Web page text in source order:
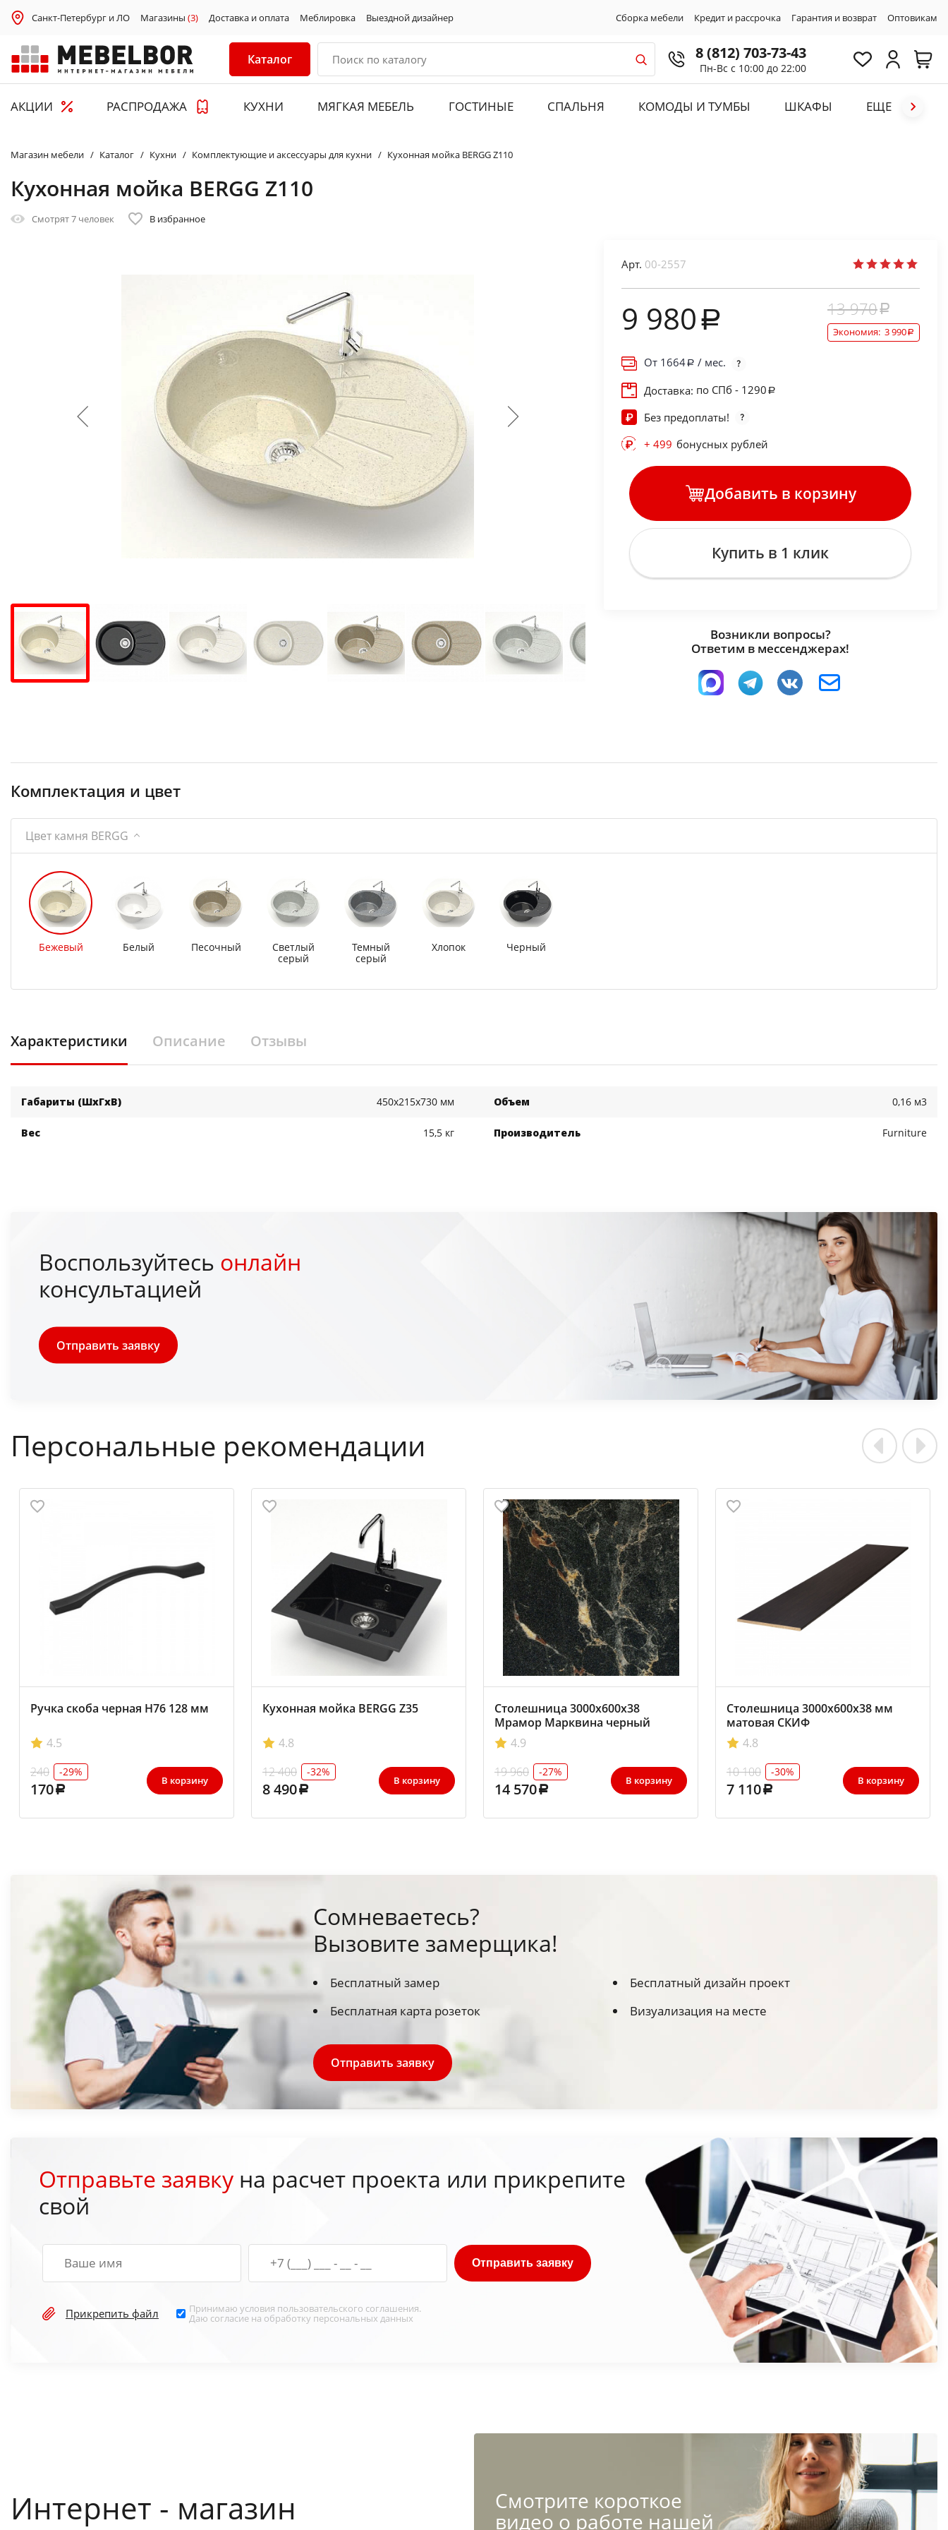
Санкт-Петербург и ЛО Магазины (3) Доставка и оплата Меблировка Выездной дизайнер Сборка мебели Кредит и рассрочка Гарантия и возврат Оптовикам
Каталог 8 (812) 703-73-43
Пн-Вс с 10:00 до 22:00
АКЦИИ РАСПРОДАЖА КУХНИ МЯГКАЯ МЕБЕЛЬ ГОСТИНЫЕ СПАЛЬНЯ КОМОДЫ И ТУМБЫ ШКАФЫ ЕЩЕ
Магазин мебели Каталог Кухни Комплектующие и аксессуары для кухни Кухонная мойка BERGG Z110
Кухонная мойка BERGG Z110
Смотрят7 человек В избранное
Арт. 00-2557
9 980 13 970
Экономия: 3 990
От 1664
/ мес.
Доставка: по СПб - 1290
Без предоплаты!
+ 499 бонусных рублей
Добавить в корзину
Купить в 1 клик
Возникли вопросы?
Ответим в мессенджерах!
Комплектация и цвет
Цвет камня BERGG
Бежевый Белый Песочный
Светлый
серый
Темный
серый
Хлопок Черный
Характеристики Описание Отзывы
Габариты (ШхГхВ) 450x215x730 мм Объем 0,16 м3
Вес 15,5 кг Производитель Furniture
Воспользуйтесь онлайн
консультацией
Отправить заявку
Персональные рекомендации
Ручка скоба черная Н76 128 мм
4.5
240
-29%
170 В корзину
Кухонная мойка BERGG Z35
4.8
12 400
-32%
8 490 В корзину
Столешница 3000х600х38
Мрамор Марквина черный
3029/S, АМК-Троя
4.9
19 960
-27%
14 570 В корзину
Столешница 3000х600х38 мм
матовая СКИФ
4.8
10 100
-30%
7 110 В корзину
Сомневаетесь?
Вызовите замерщика!
Бесплатный замер
Бесплатный дизайн проект
Бесплатная карта розеток
Визуализация на месте
Отправить заявку
Отправьте заявку на расчет проекта или прикрепите
свой
Отправить заявку
Прикрепить файл Принимаю условия пользовательского соглашения.
Даю согласие на обработку персональных данных
Интернет - магазин
Cмотрите короткое
видео о работе нашей